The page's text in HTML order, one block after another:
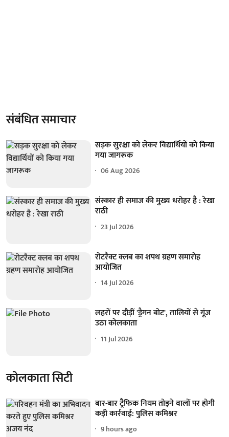
संबंधित समाचार
सड़क सुरक्षा को लेकर विद्यार्थियों को किया
गया जागरूक
06 Aug 2026
संस्कार ही समाज की मुख्य धरोहर है : रेखा
राठी
23 Jul 2026
रोटरैक्ट क्लब का शपथ ग्रहण समारोह
आयोजित
14 Jul 2026
लहरों पर दौड़ीं 'ड्रैगन बोट', तालियों से गूंज
उठा कोलकाता
11 Jul 2026
कोलकाता सिटी
बार-बार ट्रैफिक नियम तोड़ने वालों पर होगी
कड़ी कार्रवाई: पुलिस कमिश्नर
9 hours ago